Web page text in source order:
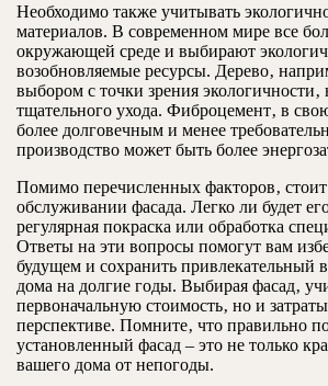
Необходимо также учитывать
материалов. В современном мире все
окружающей среде и выбирают
возобновляемые ресурсы. Дерево‚
выбором с точки зрения экологичности‚
тщательного ухода. Фиброцемент‚ в
более долговечным и менее
производство может быть более
Помимо перечисленных факторов‚
обслуживании фасада. Легко ли будет
регулярная покраска или обработка
Ответы на эти вопросы помогут вам
будущем и сохранить привлекательный
дома на долгие годы. Выбирая фасад‚
первоначальную стоимость‚ но и
перспективе. Помните‚ что правильно
установленный фасад – это не только
вашего дома от непогоды.